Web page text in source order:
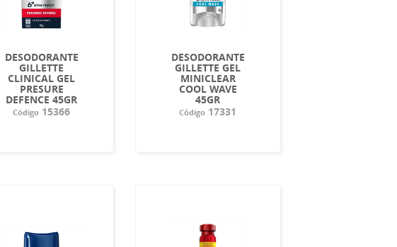
DESODORANTE
GILLETTE
CLINICAL GEL
PRESURE
DEFENCE 45GR
Código 15366
DESODORANTE
GILLETTE GEL
MINICLEAR
COOL WAVE
45GR
Código 17331